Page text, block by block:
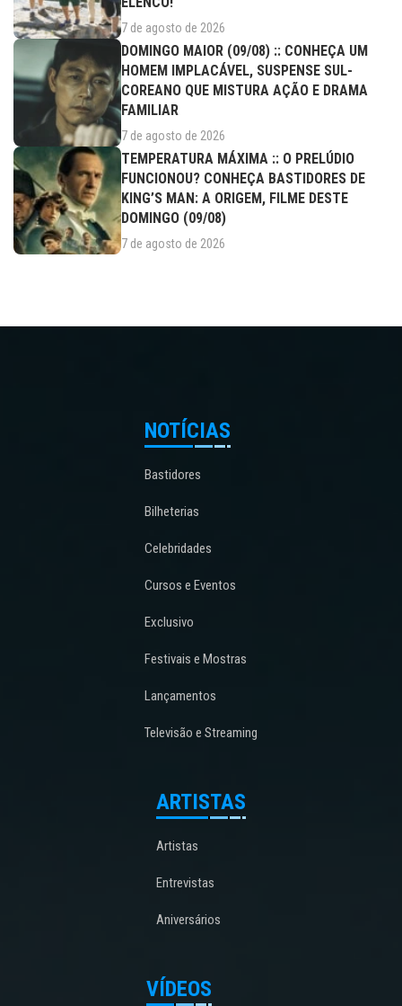
7 de agosto de 2026
DOMINGO MAIOR (09/08) :: CONHEÇA UM
HOMEM IMPLACÁVEL, SUSPENSE SUL-
COREANO QUE MISTURA AÇÃO E DRAMA
FAMILIAR
7 de agosto de 2026
TEMPERATURA MÁXIMA :: O PRELÚDIO
FUNCIONOU? CONHEÇA BASTIDORES DE
KING’S MAN: A ORIGEM, FILME DESTE
DOMINGO (09/08)
7 de agosto de 2026
NOTÍCIAS
Bastidores
Bilheterias
Celebridades
Cursos e Eventos
Exclusivo
Festivais e Mostras
Lançamentos
Televisão e Streaming
ARTISTAS
Artistas
Entrevistas
Aniversários
VÍDEOS